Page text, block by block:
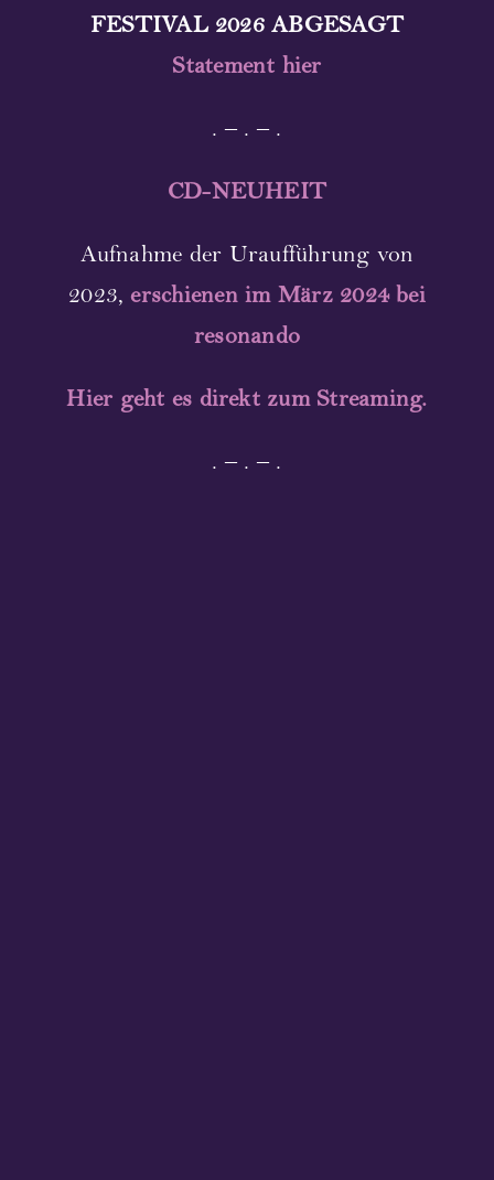
FESTIVAL 2026 ABGESAGT
Statement hier
. – . – .
CD-NEUHEIT
Aufnahme der Uraufführung von
2023,erschienen im März 2024 bei
resonando
Hier geht es direkt zum Streaming.
. – . – .